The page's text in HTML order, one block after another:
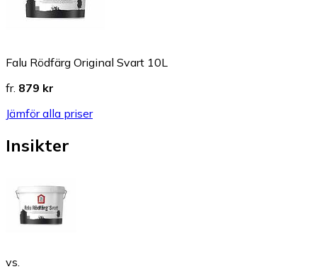
Falu Rödfärg Original Svart 10L
fr. 879 kr
Jämför alla priser
Insikter
vs.